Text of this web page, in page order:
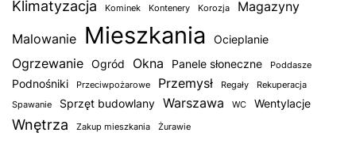
Klimatyzacja Kominek Kontenery Korozja Magazyny
Malowanie Mieszkania Ocieplanie
Ogrzewanie Ogród Okna Panele słoneczne Poddasze
Podnośniki Przeciwpożarowe Przemysł Regały
Rekuperacja
Spawanie
Sprzęt budowlany Warszawa WC Wentylacje
Wnętrza Zakup mieszkania Żurawie